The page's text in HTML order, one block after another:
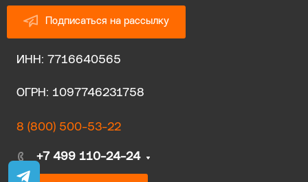
Подписаться на рассылку
ИНН: 7716640565
ОГРН: 1097746231758
8 (800) 500-53-22
+7 499 110-24-24